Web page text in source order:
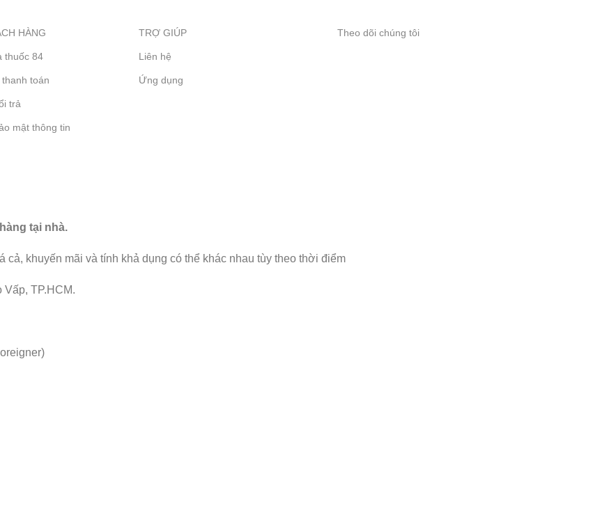
HÀNG
thuốc 84
toán
trả
mật thông tin
TRỢ GIÚP
Liên hệ
Ứng dụng
Theo dõi chúng tôi
tại nhà.
khuyến mãi và tính khả dụng có thể khác nhau tùy theo thời điểm
TP.HCM.